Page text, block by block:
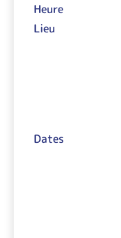
Heure
Lieu
Dates